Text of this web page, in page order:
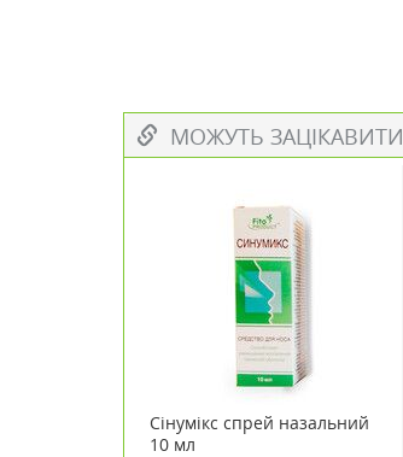
МОЖУТЬ ЗАЦІКАВИТИ
Сінумікс спрей назальний
10 мл